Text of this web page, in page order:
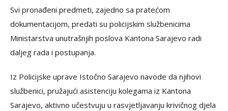
Svi pronađeni predmeti, zajedno sa pratećom
dokumentacijom, predati su policijskim službenicima
Ministarstva unutrašnjih poslova Kantona Sarajevo radi
daljeg rada i postupanja.
Iz Policijske uprave Istočno Sarajevo navode da njihovi
službenici, pružajući asistenciju kolegama iz Kantona
Sarajevo, aktivno učestvuju u rasvjetljavanju krivičnog djela